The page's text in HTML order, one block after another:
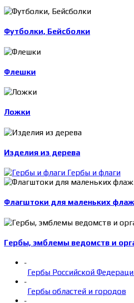
Футболки, Бейсболки
Флешки
Ложки
Изделия из дерева
Гербы и флаги
Флагштоки для маленьких
Гербы, эмблемы ведомств и
-
Гербы Российской
-
Гербы областей и городов
-